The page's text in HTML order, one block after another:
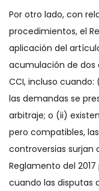
Por otro lado, con
procedimientos, el
aplicación del
acumulación de dos
CCI, incluso
las demandas se
arbitraje; o (ii)
pero compatibles,
controversias surjan
Reglamento del
cuando las disputas